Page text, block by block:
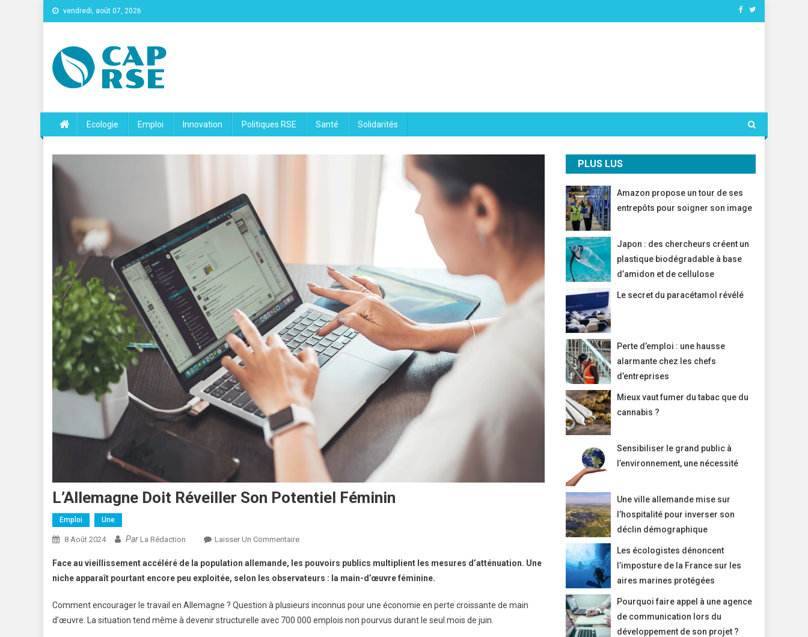
vendredi, août 07, 2026
Ecologie Emploi Innovation Politiques RSE Santé Solidarités
L’Allemagne Doit Réveiller Son Potentiel Féminin
Emploi Une
8 Août 2024 Par La Rédaction Laisser Un CommentaireSur
Doit
Réveiller
Potentiel
Féminin
Face au vieillissement accéléré de la population allemande, les pouvoirs publics multiplient les mesures d’atténuation. Une
niche apparaît pourtant encore peu exploitée, selon les observateurs : la main-d’œuvre féminine.
Comment encourager le travail en Allemagne ? Question à plusieurs inconnus pour une économie en perte croissante de main
d’œuvre. La situation tend même à devenir structurelle avec 700 000 emplois non pourvus durant le seul mois de juin.
PLUS LUS
Amazon propose un tour de ses
entrepôts pour soigner son image
Japon : des chercheurs créent un
plastique biodégradable à base
d’amidon et de cellulose
Le secret du paracétamol révélé
Perte d’emploi : une hausse
alarmante chez les chefs
d’entreprises
Mieux vaut fumer du tabac que du
cannabis ?
Sensibiliser le grand public à
l’environnement, une nécessité
Une ville allemande mise sur
l’hospitalité pour inverser son
déclin démographique
Les écologistes dénoncent
l’imposture de la France sur les
aires marines protégées
Pourquoi faire appel à une agence
de communication lors du
développement de son projet ?